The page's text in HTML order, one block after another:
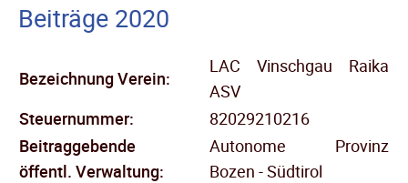
Beiträge 2020
Bezeichnung Verein:
LAC Vinschgau Raika
ASV
Steuernummer:
82029210216
Beitraggebende
öffentl. Verwaltung:
Autonome Provinz
Bozen - Südtirol